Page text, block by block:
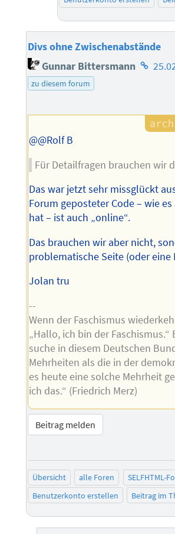
Divs ohne Zwischenabstände
Gunnar Bittersmann
zu diesem forum
@@Rolf B
Für Detailfragen brauchen wir
Das war jetzt sehr missglückt
Forum geposteter Code – wie
hat – ist auch „online“.
Das brauchen wir aber nicht,
problematische Seite (oder
Jolan tru
--
Wenn der Faschismus
„Hallo, ich bin der Faschismus.“
suche in diesem Deutschen
Mehrheiten als die in der
es heute eine solche Mehrheit
ich das.“ (Friedrich Merz)
Beitrag melden
Übersicht alle Foren SELFHTML-
Benutzerkonto erstellen
Beitrag im